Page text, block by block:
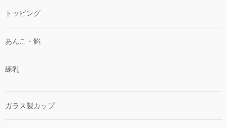
トッピング
あんこ・餡
練乳
ガラス製カップ